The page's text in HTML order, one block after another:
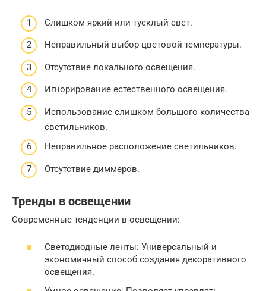
Слишком яркий или тусклый свет.
Неправильный выбор цветовой температуры.
Отсутствие локального освещения.
Игнорирование естественного освещения.
Использование слишком большого количества
светильников.
Неправильное расположение светильников.
Отсутствие диммеров.
Тренды в освещении
Современные тенденции в освещении:
Светодиодные ленты: Универсальный и
экономичный способ создания декоративного
освещения.